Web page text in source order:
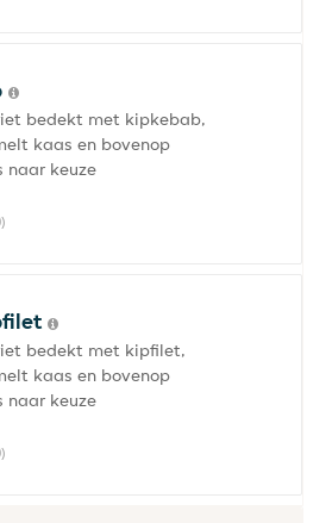
bedekt met kipkebab,
kaas en bovenop
naar keuze
bedekt met kipfilet,
kaas en bovenop
naar keuze